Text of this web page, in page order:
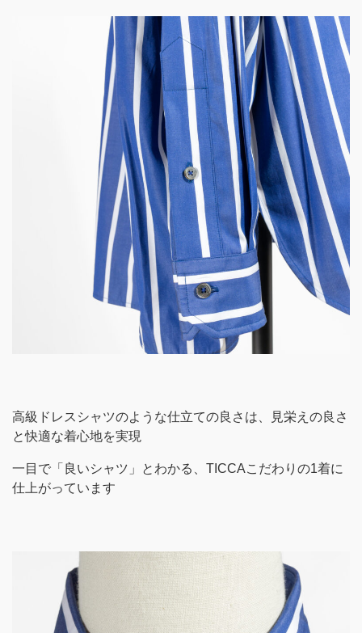
高級ドレスシャツのような仕立ての良さは、見栄えの良さ
と快適な着心地を実現
一目で「良いシャツ」とわかる、TICCAこだわりの1着に
仕上がっています